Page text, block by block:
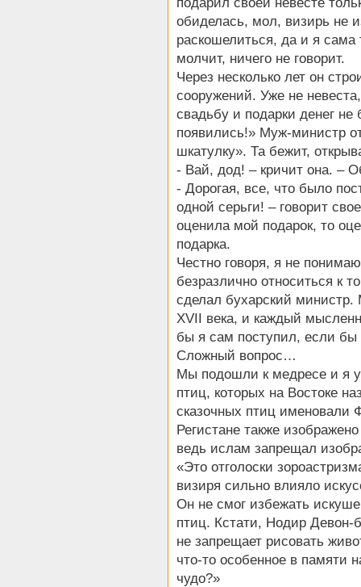
обиделась, мол, визирь не
раскошелиться, да и я
молчит, ничего не говорит.
Через несколько лет он
сооружений. Уже не
свадьбу и подарки денег не
появились!» Муж-министр
шкатулку». Та бежит,
- Вай, дод! – кричит она. –
- Дорогая, все, что было
одной серьги! – говорит
оценила мой подарок, то
подарка.
Честно говоря, я не
безразлично относиться к
сделал бухарский
XVII века, и каждый
бы я сам поступил, если бы
Сложный вопрос…
Мы подошли к медресе и я
птиц, которых на Востоке
сказочных птиц именовали
Регистане также
ведь ислам запрещал
«Это отголоски
визиря сильно влияло
Он не смог избежать
птиц. Кстати, Нодир
не запрещает рисовать
что-то особенное в памяти
чудо?»